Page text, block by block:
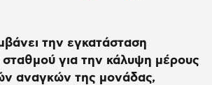
την εγκατάσταση
για την κάλυψη μέρους
αναγκών της μονάδας,